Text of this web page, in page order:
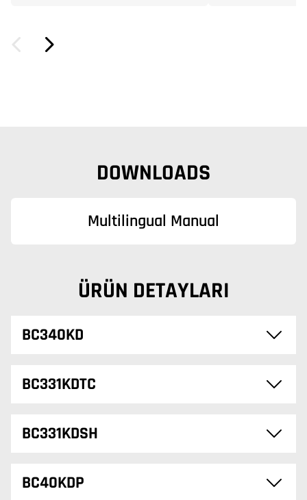
DOWNLOADS
Multilingual Manual
ÜRÜN DETAYLARI
BC340KD
BC331KDTC
BC331KDSH
BC40KDP